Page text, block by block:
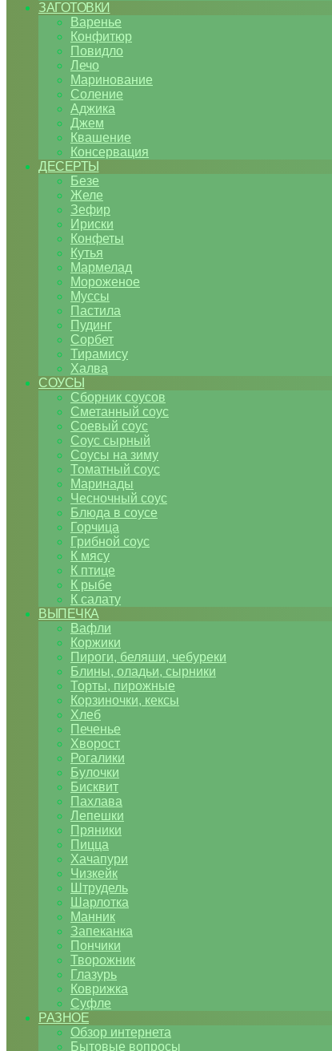
ЗАГОТОВКИ
Варенье
Конфитюр
Повидло
Лечо
Маринование
Соление
Аджика
Джем
Квашение
Консервация
ДЕСЕРТЫ
Безе
Желе
Зефир
Ириски
Конфеты
Кутья
Мармелад
Мороженое
Муссы
Пастила
Пудинг
Сорбет
Тирамису
Халва
СОУСЫ
Сборник соусов
Сметанный соус
Соевый соус
Соус сырный
Соусы на зиму
Томатный соус
Маринады
Чесночный соус
Блюда в соусе
Горчица
Грибной соус
К мясу
К птице
К рыбе
К салату
ВЫПЕЧКА
Вафли
Коржики
Пироги, беляши, чебуреки
Блины, оладьи, сырники
Торты, пирожные
Корзиночки, кексы
Хлеб
Печенье
Хворост
Рогалики
Булочки
Бисквит
Пахлава
Лепешки
Пряники
Пицца
Хачапури
Чизкейк
Штрудель
Шарлотка
Манник
Запеканка
Пончики
Творожник
Глазурь
Коврижка
Суфле
РАЗНОЕ
Обзор интернета
Бытовые вопросы